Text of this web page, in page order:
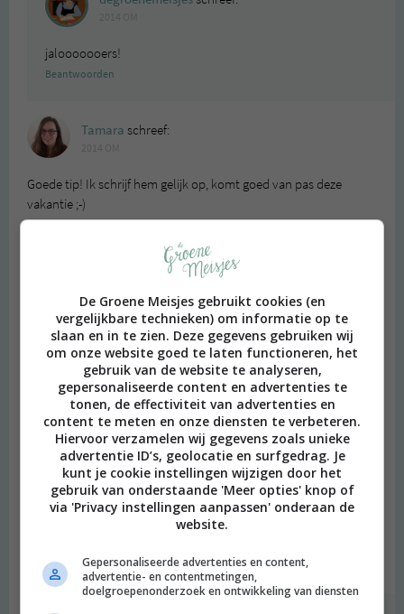
jalooooooers!
Beantwoorden
Tamara schreef:
Goede tip! Ik schrijf hem gelijk op, komt goed van pas deze
vakantie ;-)
Beantwoorden
2014 OM
Leuk! Wij gaan ooit ook eens naar Berlijn (misschien volgend
jaar) dus dit adresje heb ik alvast gepind! :-)
Beantwoorden
Annemarieschreef:
2014 OM
Te grappig, ik was afgelopen weekend ook in Berlijn! Mijn
toppers: Lucky Leek & Kopps! Oh la la was ook wel OK, vooral de
vegan patisserieën, maar die kennen jullie wsl allemaal al.
Beantwoorden
De Groene Meisjes gebruikt cookies (en
vergelijkbare technieken) om informatie op te
slaan en in te zien. Deze gegevens gebruiken wij
om onze website goed te laten functioneren, het
gebruik van de website te analyseren,
gepersonaliseerde content en advertenties te
tonen, de effectiviteit van advertenties en
content te meten en onze diensten te verbeteren.
Hiervoor verzamelen wij gegevens zoals unieke
advertentie ID’s, geolocatie en surfgedrag. Je
kunt je cookie instellingen wijzigen door het
gebruik van onderstaande 'Meer opties' knop of
via 'Privacy instellingen aanpassen' onderaan de
website.
Gepersonaliseerde advertenties en content,
advertentie- en contentmetingen,
doelgroepenonderzoek en ontwikkeling van diensten